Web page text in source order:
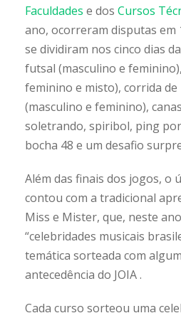
Faculdades e dos Cursos
ano, ocorreram disputas em
se dividiram nos cinco dias
futsal (masculino e
feminino e misto), corrida
(masculino e feminino),
soletrando, spiribol, ping
bocha 48 e um desafio
Além das finais dos jogos, o
contou com a tradicional
Miss e Mister, que, neste
“celebridades musicais
temática sorteada com
antecedência do JOIA .
Cada curso sorteou uma